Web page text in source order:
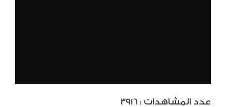
3916 : عدد المشاهدات